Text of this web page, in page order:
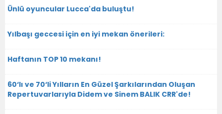
Ünlü oyuncular Lucca'da buluştu!
Yılbaşı geccesi için en iyi mekan önerileri:
Haftanın TOP 10 mekanı!
60‘lı ve 70‘li Yılların En Güzel Şarkılarından Oluşan
Repertuvarlarıyla Didem ve Sinem BALIK CRR'de!